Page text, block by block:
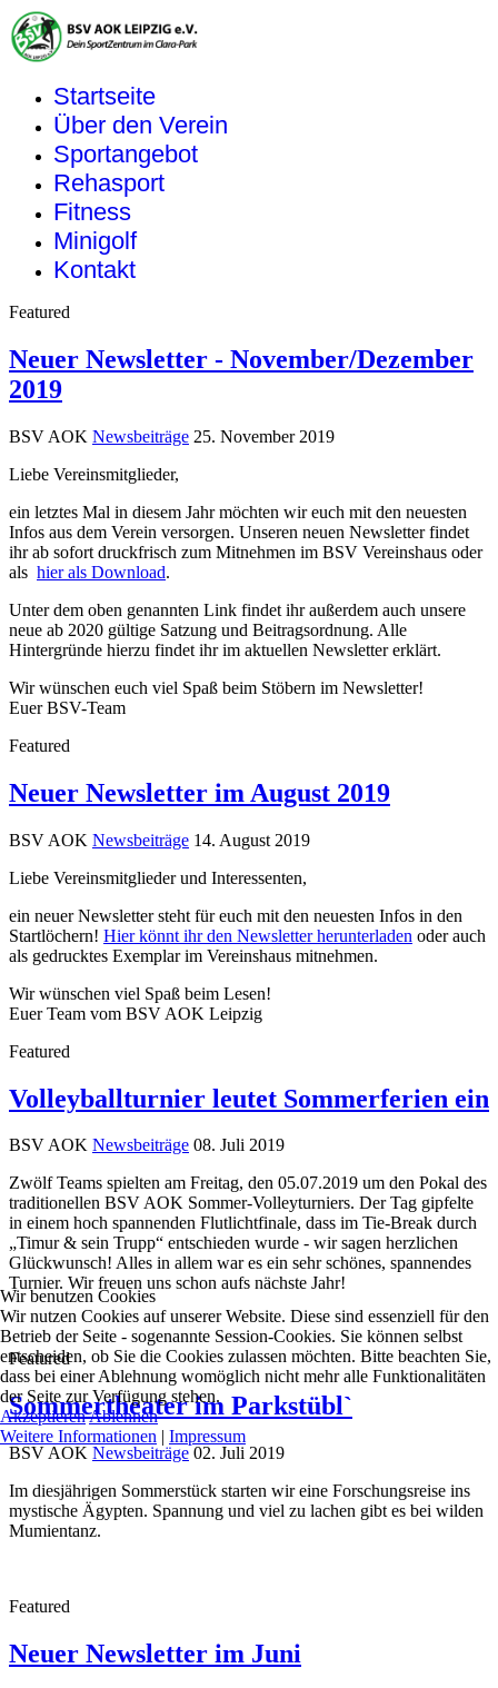
Startseite
Über den Verein
Sportangebot
Rehasport
Fitness
Minigolf
Kontakt
Featured
Neuer Newsletter - November/Dezember
2019
BSV AOK Newsbeiträge 25. November 2019
Liebe Vereinsmitglieder,
ein letztes Mal in diesem Jahr möchten wir euch mit den neuesten
Infos aus dem Verein versorgen. Unseren neuen Newsletter findet
ihr ab sofort druckfrisch zum Mitnehmen im BSV Vereinshaus oder
als hier als Download.
Unter dem oben genannten Link findet ihr außerdem auch unsere
neue ab 2020 gültige Satzung und Beitragsordnung. Alle
Hintergründe hierzu findet ihr im aktuellen Newsletter erklärt.
Wir wünschen euch viel Spaß beim Stöbern im Newsletter!
Euer BSV-Team
Featured
Neuer Newsletter im August 2019
BSV AOK Newsbeiträge 14. August 2019
Liebe Vereinsmitglieder und Interessenten,
ein neuer Newsletter steht für euch mit den neuesten Infos in den
Startlöchern! Hier könnt ihr den Newsletter herunterladen oder auch
als gedrucktes Exemplar im Vereinshaus mitnehmen.
Wir wünschen viel Spaß beim Lesen!
Euer Team vom BSV AOK Leipzig
Featured
Volleyballturnier leutet Sommerferien ein
BSV AOK Newsbeiträge 08. Juli 2019
Zwölf Teams spielten am Freitag, den 05.07.2019 um den Pokal des
traditionellen BSV AOK Sommer-Volleyturniers. Der Tag gipfelte
in einem hoch spannenden Flutlichtfinale, dass im Tie-Break durch
„Timur & sein Trupp“ entschieden wurde - wir sagen herzlichen
Glückwunsch! Alles in allem war es ein sehr schönes, spannendes
Turnier. Wir freuen uns schon aufs nächste Jahr!
Featured
Sommertheater im Parkstübl`
BSV AOK Newsbeiträge 02. Juli 2019
Im diesjährigen Sommerstück starten wir eine Forschungsreise ins
mystische Ägypten. Spannung und viel zu lachen gibt es bei wilden
Mumientanz.
Featured
Neuer Newsletter im Juni
Wir benutzen Cookies
Wir nutzen Cookies auf unserer Website. Diese sind essenziell für den
Betrieb der Seite - sogenannte Session-Cookies. Sie können selbst
entscheiden, ob Sie die Cookies zulassen möchten. Bitte beachten Sie,
dass bei einer Ablehnung womöglich nicht mehr alle Funktionalitäten
der Seite zur Verfügung stehen.
AkzeptierenAblehnen
Weitere Informationen | Impressum